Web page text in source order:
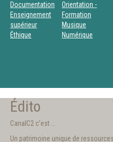
Documentation
Enseignement
supérieur
Éthique
Orientation -
Formation
Musique
Numérique
Édito
CanalC2 c’est …
Un patrimoine unique de